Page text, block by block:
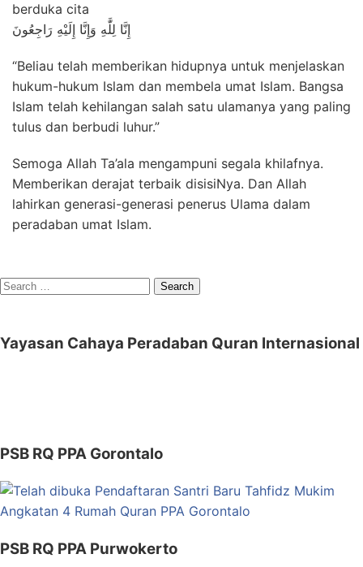
berduka cita
إِنَّا لِلَّٰهِ وَإِنَّا إِلَيْهِ رَاجِعُونَ
“Beliau telah memberikan hidupnya untuk menjelaskan
hukum-hukum Islam dan membela umat Islam. Bangsa
Islam telah kehilangan salah satu ulamanya yang paling
tulus dan berbudi luhur.”
Semoga Allah Ta’ala mengampuni segala khilafnya.
Memberikan derajat terbaik disisiNya. Dan Allah
lahirkan generasi-generasi penerus Ulama dalam
peradaban umat Islam.
Search
Yayasan Cahaya Peradaban Quran Internasional
PSB RQ PPA Gorontalo
PSB RQ PPA Purwokerto